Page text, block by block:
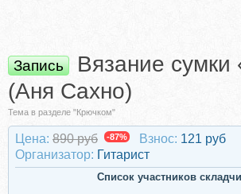
Запись
Вязание
(Аня Сахно)
Тема в разделе "Крючком"
Цена: 890 руб -87% Взнос: 121 руб
Организатор: Гитарист
Список участников